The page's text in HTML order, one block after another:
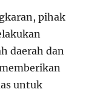
pihak
daerah dan
untuk